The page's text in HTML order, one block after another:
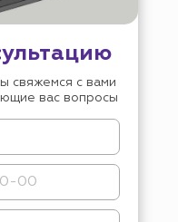
свяжемся с вами
вас вопросы